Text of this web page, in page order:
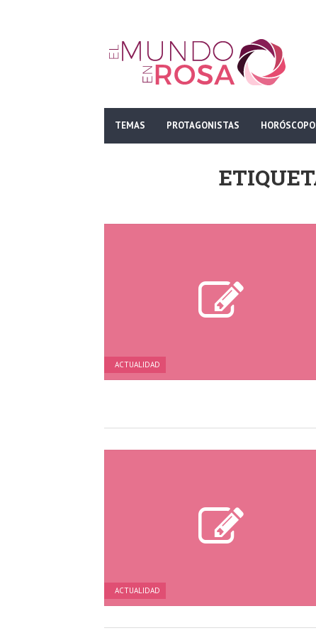
TEMAS PROTAGONISTAS
ACTUALIDAD
ACTUALIDAD